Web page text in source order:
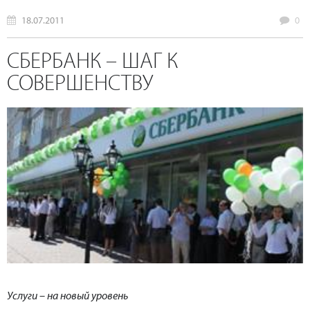
18.07.2011 0
СБЕРБАНК – ШАГ К
СОВЕРШЕНСТВУ
Услуги – на новый уровень